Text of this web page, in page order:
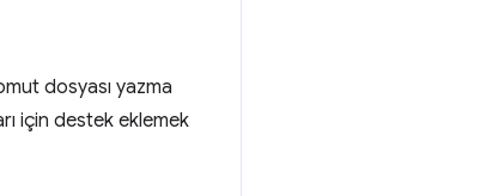
dosyası yazma
için destek eklemek